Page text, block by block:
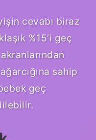
cevabı biraz
%15’i geç
sahip
geç